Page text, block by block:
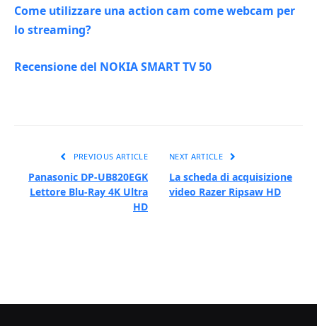
Come utilizzare una action cam come webcam per
lo streaming?
Recensione del NOKIA SMART TV 50
PREVIOUS ARTICLE
Panasonic DP-UB820EGK
Lettore Blu-Ray 4K Ultra
HD
NEXT ARTICLE
La scheda di acquisizione
video Razer Ripsaw HD